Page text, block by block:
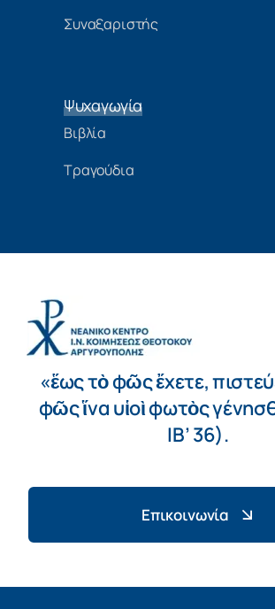
Συναξαριστής
Ψυχαγωγία
Βιβλία
Τραγούδια
«ἕως τὸ φῶς ἔχετε,
φῶς ἵνα υἱοὶ φωτὸς
ΙΒ’ 36).
Επικοινωνία